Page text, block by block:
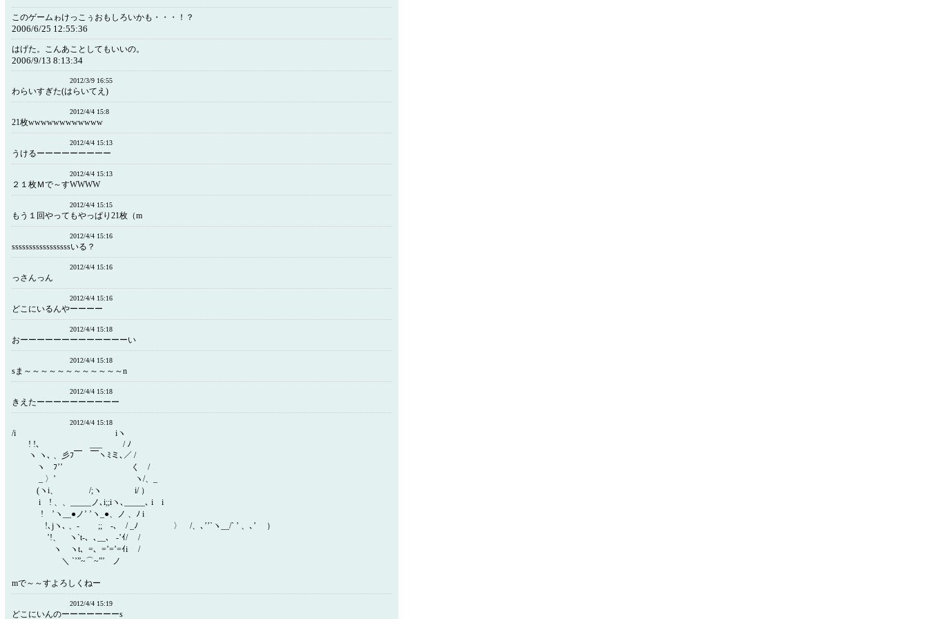
このゲームゎけっこぅおもしろいかも・・・！？
2006/6/25 12:55:36
はげた。こんあことしてもいいの。
2006/9/13 8:13:34
2012/3/9 16:55
わらいすぎた(はらいてえ)
2012/4/4 15:8
21枚wwwwwwwwwwww
2012/4/4 15:13
うけるーーーーーーーーー
2012/4/4 15:13
２１枚Ｍで～すWWWW
2012/4/4 15:15
もう１回やってもやっぱり21枚（m
2012/4/4 15:16
sssssssssssssssssいる？
2012/4/4 15:16
っさんっん
2012/4/4 15:16
どこにいるんやーーーー
2012/4/4 15:18
おーーーーーーーーーーーーーい
2012/4/4 15:18
sま～～～～～～～～～～～～n
2012/4/4 15:18
きえたーーーーーーーーーー
2012/4/4 15:18
/i iヽ
! !､ ___ / ﾉ
ヽ ヽ､ 、彡ﾌ￣ ￣ヽﾐミ､／ /
ヽ ﾌ’’ く /
_ 〉’ ヽ/、_
(ヽi、 /;ヽ i/ ）
i ! 、、_____ノ､i;;iヽ､_____､ i i
! ’ヽ__●ノ’ ’ヽ_●、ノ 、ﾉ i
!､jヽ､ 、- ;; -､ / _ﾉ 〉 /、､’’`ヽ__/` ’ 、､’ ）
’!、 ヽ`t-、､__、 -’ｲ/ /
ヽ ヽt、=、=’=’=ｲi /
＼ `’”~⌒~”’ ノ
mで～～すよろしくねー
2012/4/4 15:19
どこにいんのーーーーーーーs